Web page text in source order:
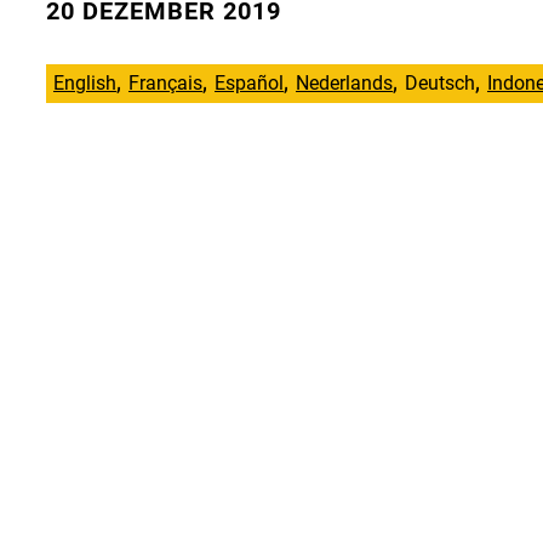
20 DEZEMBER 2019
English Français Español Nederlands Deutsch